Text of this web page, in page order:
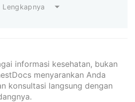
Lengkapnya
informasi kesehatan, bukan
menyarankan Anda
konsultasi langsung dengan